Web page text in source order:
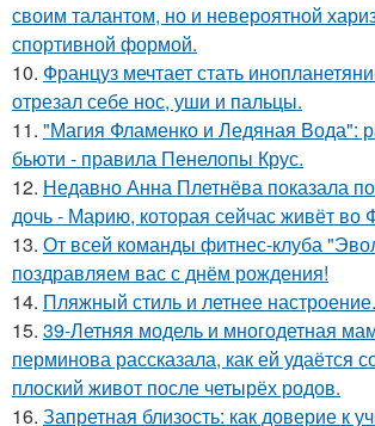
своим талантом, но и невероятной
спортивной формой.
10. Француз мечтает стать
отрезал себе нос, уши и пальцы.
11. "Магия Фламенко и Ледяная Вода":
бьюти - правила Пенелопы Крус.
12. Недавно Анна Плетнёва показала
дочь - Марию, которая сейчас живёт во
13. От всей команды фитнес-клуба
поздравляем вас с днём рождения!
14. Пляжный стиль и летнее настроение.
15. 39-Летняя модель и многодетная
перминова рассказала, как ей удаётся
плоский живот после четырёх родов.
16. Запретная близость: как доверие к